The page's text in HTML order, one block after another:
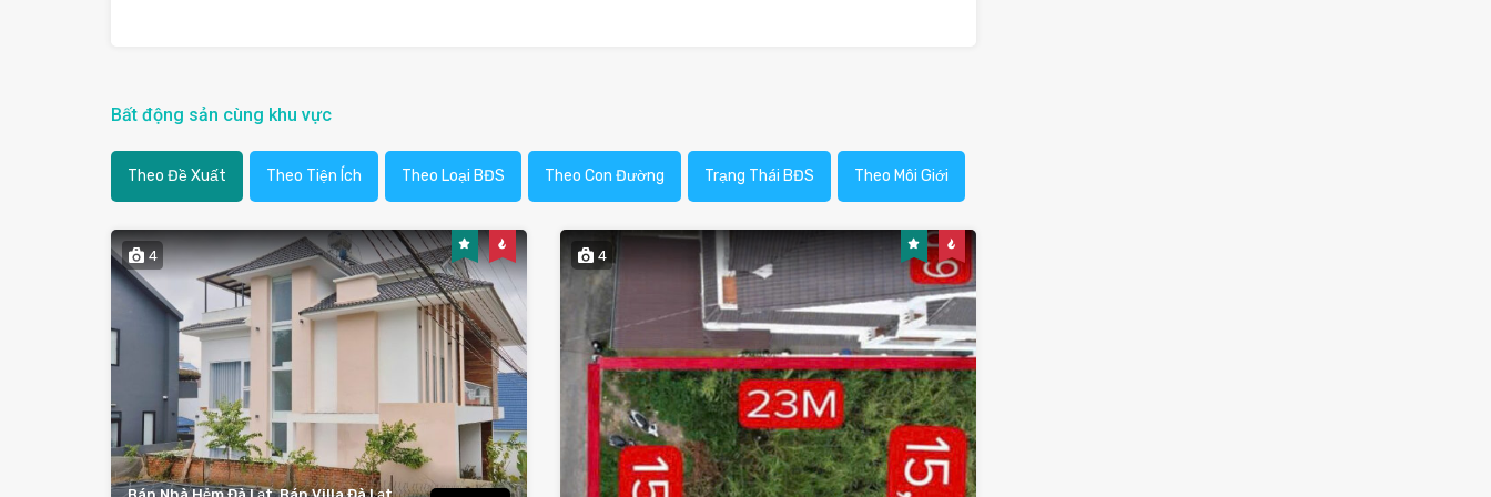
Bất động sản cùng khu vực
Theo Đề Xuất Theo Tiện Ích Theo Loại BĐS Theo Con Đường Trạng Thái BĐS Theo Môi Giới
4 4